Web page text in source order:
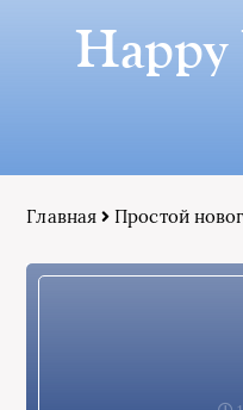
Happy
Главная Простой